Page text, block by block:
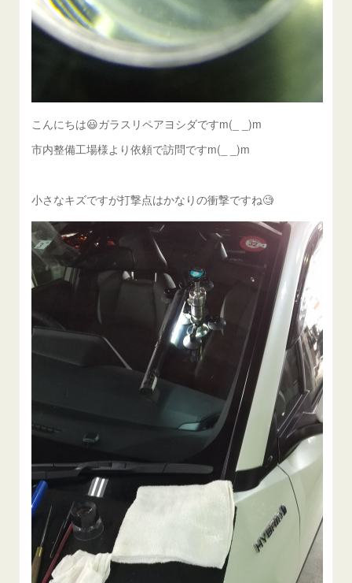
こんにちは😃ガラスリペアヨシダですm(_ _)m
市内整備工場様より依頼で訪問ですm(_ _)m
小さなキズですが打撃点はかなりの衝撃ですね🧐